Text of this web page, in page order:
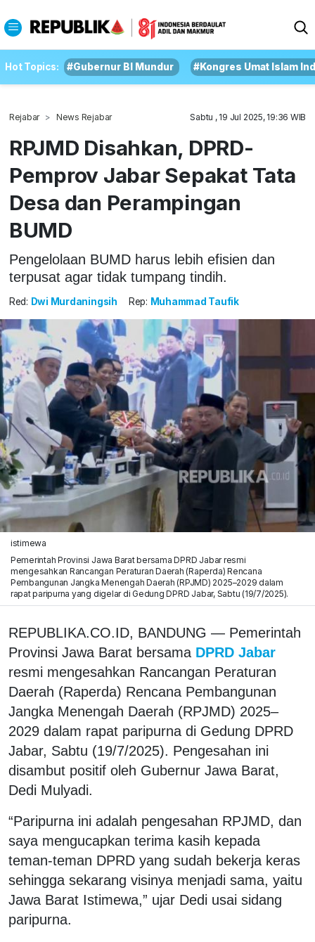
Hot Topics: #Gubernur BI Mundur #Kongres Umat Islam
Rejabar News Rejabar Sabtu , 19 Jul 2025, 19:36 WIB
RPJMD Disahkan, DPRD-
Pemprov Jabar Sepakat Tata
Desa dan Perampingan
BUMD
Pengelolaan BUMD harus lebih efisien dan
terpusat agar tidak tumpang tindih.
Red: Dwi Murdaningsih Rep: Muhammad Taufik
istimewa
Pemerintah Provinsi Jawa Barat bersama DPRD Jabar resmi
mengesahkan Rancangan Peraturan Daerah (Raperda) Rencana
Pembangunan Jangka Menengah Daerah (RPJMD) 2025–2029 dalam
rapat paripurna yang digelar di Gedung DPRD Jabar, Sabtu (19/7/2025).
REPUBLIKA.CO.ID, BANDUNG — Pemerintah
Provinsi Jawa Barat bersama DPRD Jabar
resmi mengesahkan Rancangan Peraturan
Daerah (Raperda) Rencana Pembangunan
Jangka Menengah Daerah (RPJMD) 2025–
2029 dalam rapat paripurna di Gedung DPRD
Jabar, Sabtu (19/7/2025). Pengesahan ini
disambut positif oleh Gubernur Jawa Barat,
Dedi Mulyadi.
“Paripurna ini adalah pengesahan RPJMD, dan
saya mengucapkan terima kasih kepada
teman-teman DPRD yang sudah bekerja keras
sehingga sekarang visinya menjadi sama, yaitu
Jawa Barat Istimewa,” ujar Dedi usai sidang
paripurna.